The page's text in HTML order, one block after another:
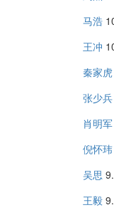
马浩
王冲
秦家虎
张少兵
肖明军
倪怀玮
吴思
王毅